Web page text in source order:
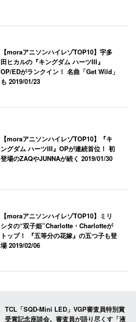
【moraアニソンハイレゾTOP10】宇多
田ヒカルの『キングダム ハーツIII』
OP/EDがランクイン！ 名曲「Get Wild」
も2019/01/23
【moraアニソンハイレゾTOP10】『キ
ングダム ハーツIII』OPが連続首位！ 初
登場のZAQやJUNNAが続く2019/01/30
【moraアニソンハイレゾTOP10】ミリ
シタの“双子姫”Charlotte・Charlotteが
トップ！ 『五等分の花嫁』の五つ子も登
場2019/02/06
TCL「SQD-Mini LED」VGP審査員特別賞
受賞記念座談会。審査員が語り尽くす「液